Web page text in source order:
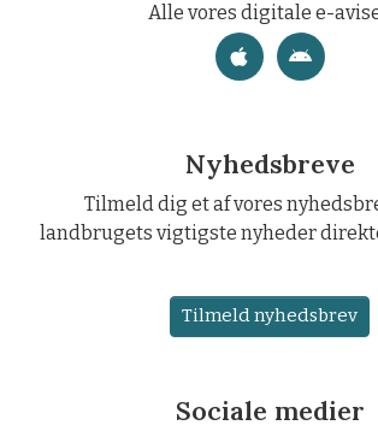
Alle vores digitale e-
Nyhedsbreve
Tilmeld dig et af vores
landbrugets vigtigste nyheder
Tilmeld nyhedsbrev
Sociale medier